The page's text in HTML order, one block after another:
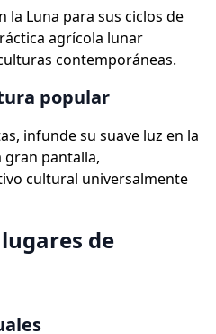
la Luna para sus ciclos de
agrícola lunar
contemporáneas.
popular
infunde su suave luz en la
gran pantalla,
cultural universalmente
de